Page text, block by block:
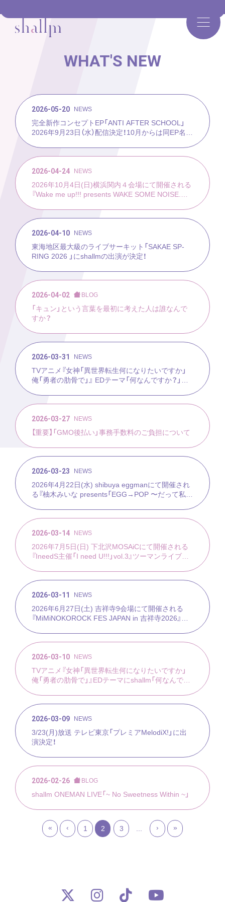
WHAT'S NEW
2026-05-20 NEWS
完全新作コンセプトEP「ANTI AFTER SCHOOL」
2026年9月23日（水）配信決定！10月からは同EP名を
定！
2026-04-24
NEWS
2026年10月4日(日)横浜関内４会場にて開催される
『Wake me up!!! presents WAKE SOME NOISE.
2026-04-10 NEWS
東海地区最大級のライブサーキット「SAKAE SP-
RING 2026 」にshallmの出演が決定！
2026-04-02 BLOG
「キュン」という言葉を最初に考えた人は誰なんで
すか？
2026-03-31 NEWS
TVアニメ『女神「異世界転生何になりたいですか」
俺「勇者の肋骨で」』 EDテーマ「何なんですか？」が4
2026-03-27 NEWS
【重要】「GMO後払い」事務手数料のご負担について
2026-03-23 NEWS
2026年4月22日(水) shibuya eggmanにて開催され
る『柚木みいな presents「EGG→POP 〜だって私は
2026-03-14 NEWS
2026年7月5日(日) 下北沢MOSAiCにて開催される
『IneedS主催「I need U!!!」vol.3』ツーマンライブに
2026-03-11 NEWS
2026年6月27日(土) 吉祥寺9会場にて開催される
『MiMiNOKOROCK FES JAPAN in 吉祥寺2026』に
2026-03-10 NEWS
TVアニメ『女神「異世界転生何になりたいですか」
俺「勇者の肋骨で」』EDテーマにshallm「何なんです
LOFTにて開催決定！
2026-03-09
NEWS
3/23(月)放送 テレビ東京「プレミアMelodiX!」に出
演決定！
2026-02-26 BLOG
shallm ONEMAN LIVE「~ No Sweetness Within ~」
« ‹ 1 2 3 › »